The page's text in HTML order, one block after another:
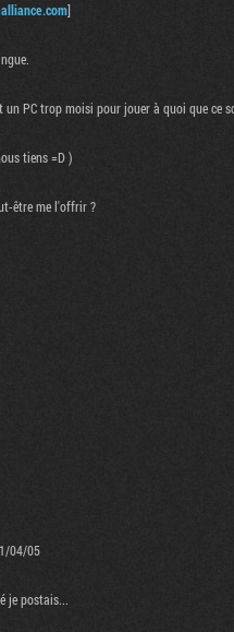
]
un PC trop moisi pour jouer à quoi que ce
tiens =D )
être me l'offrir ?
04/05
je postais...